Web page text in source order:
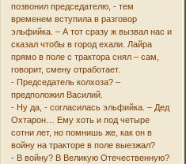
позвонил председателю, - тем
временем вступила в разговор
эльфийка. – А тот сразу ж вызвал нас и
сказал чтобы в город ехали. Лайра
прямо в поле с трактора снял – сам,
говорит, смену отработает.
- Председатель колхоза? –
предположил Василий.
- Ну да, - согласилась эльфийка. – Дед
Охтарон… Ему хоть и под четыре
сотни лет, но помнишь же, как он в
войну на тракторе в поле выезжал?
- В войну? В Великую Отечественную?